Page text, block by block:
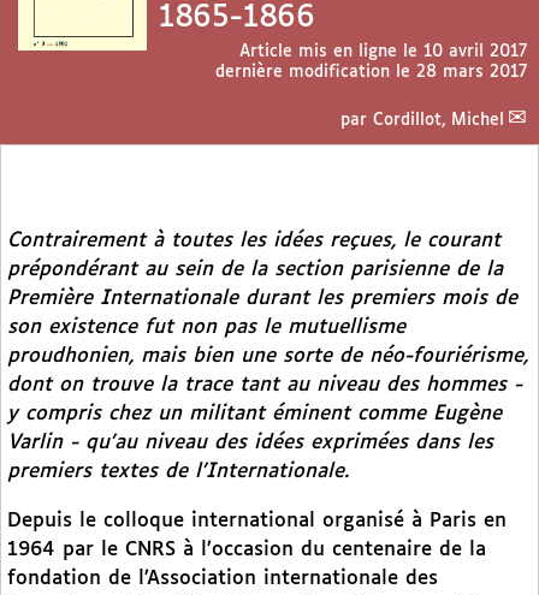
1865-1866
Article mis en ligne le 10 avril 2017
dernière modification le 28 mars 2017
par Cordillot, Michel
Contrairement à toutes les idées reçues, le courant
prépondérant au sein de la section parisienne de la
Première Internationale durant les premiers mois de
son existence fut non pas le mutuellisme
proudhonien, mais bien une sorte de néo-fouriérisme,
dont on trouve la trace tant au niveau des hommes -
y compris chez un militant éminent comme Eugène
Varlin - qu’au niveau des idées exprimées dans les
premiers textes de l’Internationale.
Depuis le colloque international organisé à Paris en
1964 par le CNRS à l’occasion du centenaire de la
fondation de l’Association internationale des